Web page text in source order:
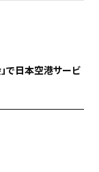
で日本空港サービ